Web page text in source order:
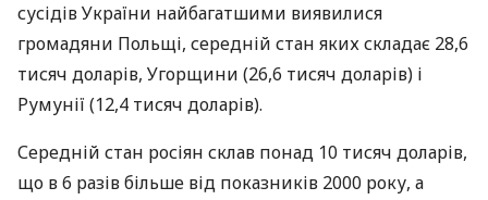
сусідів України найбагатшими виявилися
громадяни Польщі, середній стан яких складає 28,6
тисяч доларів, Угорщини (26,6 тисяч доларів) і
Румунії (12,4 тисяч доларів).
Середній стан росіян склав понад 10 тисяч доларів,
що в 6 разів більше від показників 2000 року, а